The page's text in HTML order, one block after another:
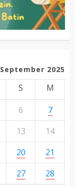
September 2025
S
M
6
7
13
14
20
21
27
28